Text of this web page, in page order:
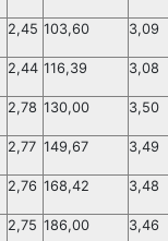
2,45 103,60 3,09
2,44 116,39 3,08
2,78 130,00 3,50
2,77 149,67 3,49
2,76 168,42 3,48
2,75 186,00 3,46